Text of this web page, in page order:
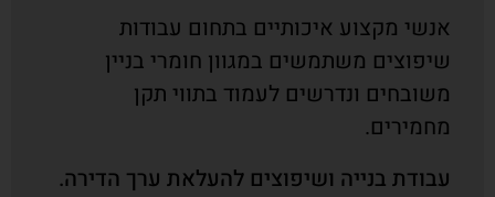
אנשי מקצוע איכותיים בתחום עבודות
שיפוצים משתמשים במגוון חומרי בניין
משובחים ונדרשים לעמוד בתווי תקן
מחמירים.
עבודת בנייה ושיפוצים להעלאת ערך הדירה.